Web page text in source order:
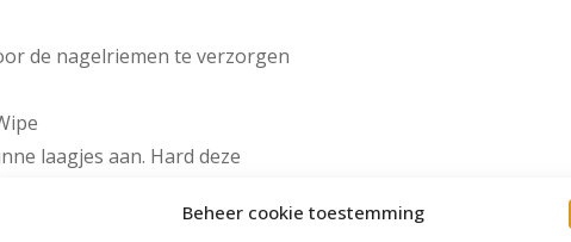
Beheer cookie toestemming
de nagelriemen te verzorgen
laagjes aan. Hard deze
zijn de nagels klaar. Bij